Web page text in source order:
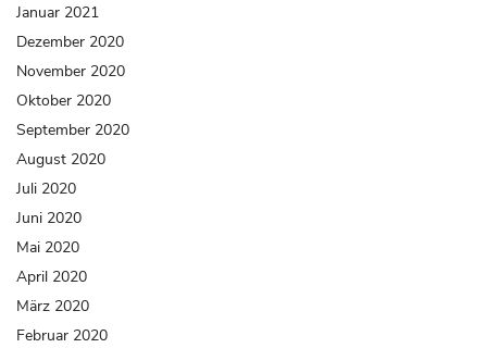
Januar 2021
Dezember 2020
November 2020
Oktober 2020
September 2020
August 2020
Juli 2020
Juni 2020
Mai 2020
April 2020
März 2020
Februar 2020